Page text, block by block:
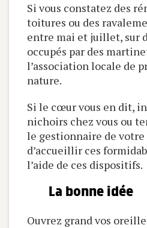
Si vous constatez des
toitures ou des
entre mai et juillet, sur
occupés par des
l’association locale de
nature.
Si le cœur vous en dit,
nichoirs chez vous ou
le gestionnaire de
d’accueillir ces
l’aide de ces dispositifs.
La bonne idée
Ouvrez grand vos